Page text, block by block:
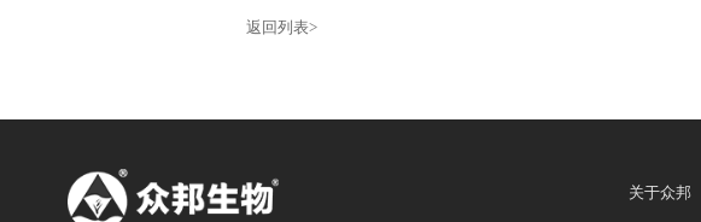
返回列表>
关于众邦